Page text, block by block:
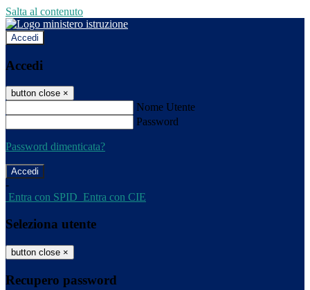
Salta al contenuto
Accedi
Accedi
button close ×
Nome Utente
Password
Password dimenticata?
-
Entra con SPID Entra con CIE
Seleziona utente
button close ×
Recupero password